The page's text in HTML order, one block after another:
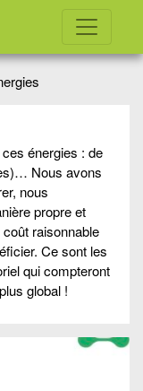
énergies : de
Nous avons
nous
propre et
raisonnable
Ce sont les
qui compteront
global !